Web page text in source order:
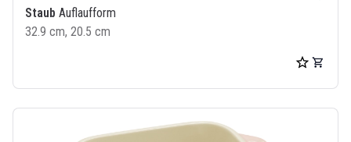
Staub Auflaufform
32.9 cm, 20.5 cm